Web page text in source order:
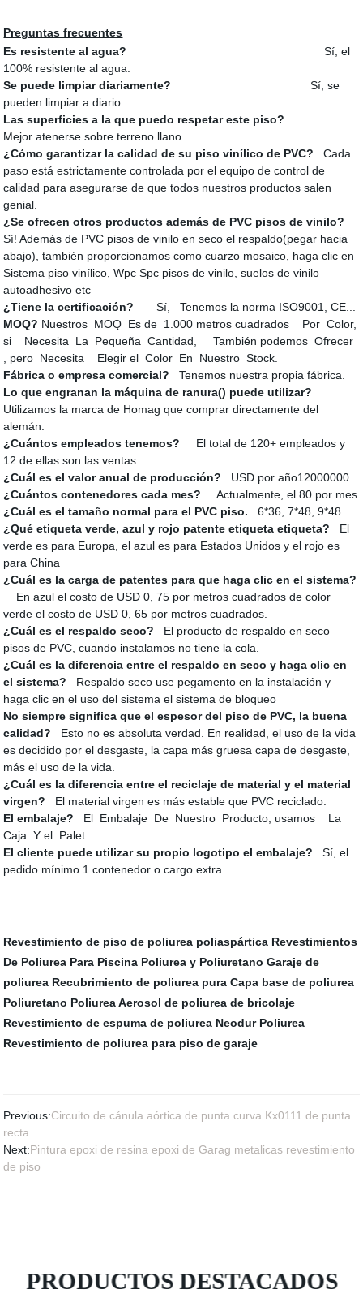
Preguntas frecuentes
Es resistente al agua?
Sí, el
100% resistente al agua.
Se puede limpiar diariamente?
Sí, se
pueden limpiar a diario.
Las superficies a la que puedo respetar este piso?
Mejor atenerse sobre terreno llano
¿Cómo garantizar la calidad de su piso vinílico de PVC?
Cada
paso está estrictamente controlada por el equipo de control de
calidad para asegurarse de que todos nuestros productos salen
genial.
¿Se ofrecen otros productos además de PVC pisos de vinilo?
Sí! Además de PVC pisos de vinilo en seco el respaldo(pegar hacia
abajo), también proporcionamos como cuarzo mosaico, haga clic en
Sistema piso vinílico, Wpc Spc pisos de vinilo, suelos de vinilo
autoadhesivo etc
¿Tiene la certificación?
Sí, Tenemos la norma ISO9001, CE...
MOQ? Nuestros MOQ Es de 1.000 metros cuadrados Por Color,
si Necesita La Pequeña Cantidad, También podemos Ofrecer
, pero Necesita Elegir el Color En Nuestro Stock.
Fábrica o empresa comercial?
Tenemos nuestra propia fábrica.
Lo que engranan la máquina de ranura() puede utilizar?
Utilizamos la marca de Homag que comprar directamente del
alemán.
¿Cuántos empleados tenemos?
El total de 120+ empleados y
12 de ellas son las ventas.
¿Cuál es el valor anual de producción?
USD por año12000000
¿Cuántos contenedores cada mes?
Actualmente, el 80 por mes
¿Cuál es el tamaño normal para el PVC piso.
6*36, 7*48, 9*48
¿Qué etiqueta verde, azul y rojo patente etiqueta etiqueta?
El
verde es para Europa, el azul es para Estados Unidos y el rojo es
para China
¿Cuál es la carga de patentes para que haga clic en el sistema?
En azul el costo de USD 0, 75 por metros cuadrados de color
verde el costo de USD 0, 65 por metros cuadrados.
¿Cuál es el respaldo seco?
El producto de respaldo en seco
pisos de PVC, cuando instalamos no tiene la cola.
¿Cuál es la diferencia entre el respaldo en seco y haga clic en
el sistema?
Respaldo seco use pegamento en la instalación y
haga clic en el uso del sistema el sistema de bloqueo
No siempre significa que el espesor del piso de PVC, la buena
calidad?
Esto no es absoluta verdad. En realidad, el uso de la vida
es decidido por el desgaste, la capa más gruesa capa de desgaste,
más el uso de la vida.
¿Cuál es la diferencia entre el reciclaje de material y el material
virgen?
El material virgen es más estable que PVC reciclado.
El embalaje? El Embalaje De Nuestro Producto, usamos La
Caja Y el Palet.
El cliente puede utilizar su propio logotipo el embalaje?
Sí, el
pedido mínimo 1 contenedor o cargo extra.
Revestimiento de piso de poliurea poliaspártica Revestimientos
De Poliurea Para Piscina Poliurea y Poliuretano Garaje de
poliurea Recubrimiento de poliurea pura Capa base de poliurea
Poliuretano Poliurea Aerosol de poliurea de bricolaje
Revestimiento de espuma de poliurea Neodur Poliurea
Revestimiento de poliurea para piso de garaje
Previous:Circuito de cánula aórtica de punta curva Kx0111 de punta
recta
Next:Pintura epoxi de resina epoxi de Garag metalicas revestimiento
de piso
PRODUCTOS DESTACADOS